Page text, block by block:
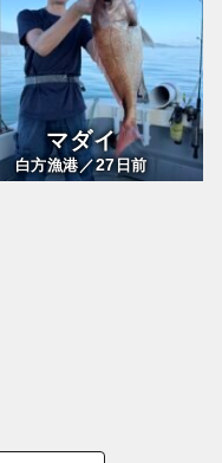
マダイ
白方漁港／27日前